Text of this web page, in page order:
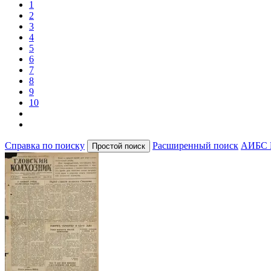
1
2
3
4
5
6
7
8
9
10
Справка по поиску Расширенный поиск АИБС